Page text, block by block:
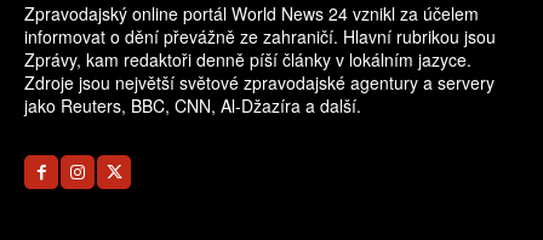
Zpravodajský online portál World News 24 vznikl za účelem
informovat o dění převážně ze zahraničí. Hlavní rubrikou jsou
Zprávy, kam redaktoři denně píší články v lokálním jazyce.
Zdroje jsou největší světové zpravodajské agentury a servery
jako Reuters, BBC, CNN, Al-Džazíra a další.